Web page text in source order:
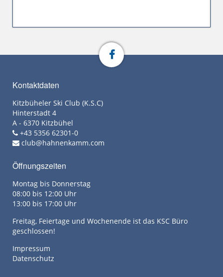
Kontaktdaten
Kitzbüheler Ski Club (K.S.C)
Hinterstadt 4
A - 6370 Kitzbühel
+43 5356 62301-0
club@hahnenkamm.com
Öffnungszeiten
Montag bis Donnerstag
08:00 bis 12:00 Uhr
13:00 bis 17:00 Uhr
Freitag, Feiertage und Wochenende ist das KSC Büro
geschlossen!
Impressum
Datenschutz